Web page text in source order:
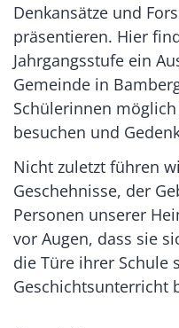
Denkansätze und
präsentieren. Hier
Jahrgangsstufe ein
Gemeinde in
Schülerinnen
besuchen und
Nicht zuletzt führen
Geschehnisse, der
Personen unserer
vor Augen, dass sie
die Türe ihrer Schule
Geschichtsunterricht